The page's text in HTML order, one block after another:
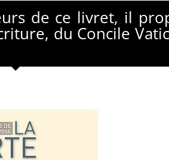
de ce livret, il
du Concile